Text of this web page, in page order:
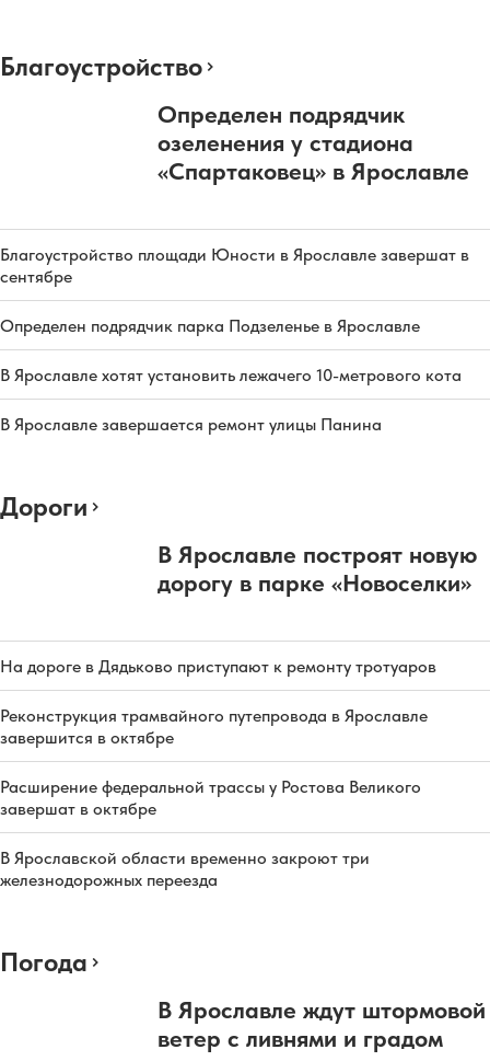
Благоустройство
Определен подрядчик
озеленения у стадиона
«Спартаковец» в Ярославле
Благоустройство площади Юности в Ярославле завершат в
сентябре
Определен подрядчик парка Подзеленье в Ярославле
В Ярославле хотят установить лежачего 10-метрового кота
В Ярославле завершается ремонт улицы Панина
Дороги
В Ярославле построят новую
дорогу в парке «Новоселки»
На дороге в Дядьково приступают к ремонту тротуаров
Реконструкция трамвайного путепровода в Ярославле
завершится в октябре
Расширение федеральной трассы у Ростова Великого
завершат в октябре
В Ярославской области временно закроют три
железнодорожных переезда
Погода
В Ярославле ждут штормовой
ветер с ливнями и градом